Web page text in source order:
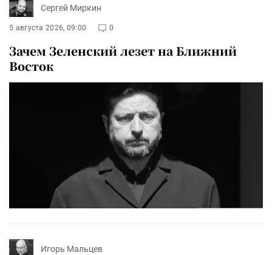
Сергей Миркин
5 августа 2026, 09:00 0
Зачем Зеленский лезет на Ближний
Восток
Игорь Мальцев